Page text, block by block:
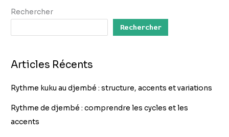
Rechercher
Rechercher
Articles Récents
Rythme kuku au djembé : structure, accents et variations
Rythme de djembé : comprendre les cycles et les
accents